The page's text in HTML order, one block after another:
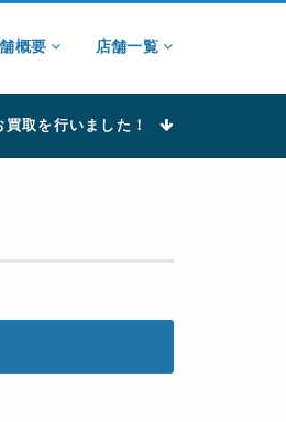
概要 店舗一覧
取を行いました！